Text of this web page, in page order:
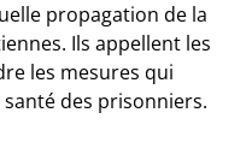
propagation de la
Ils appellent les
les mesures qui
des prisonniers.